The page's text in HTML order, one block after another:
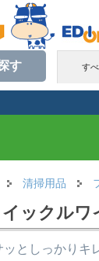
す
す
清掃用品
ックルワ
としっかりキ